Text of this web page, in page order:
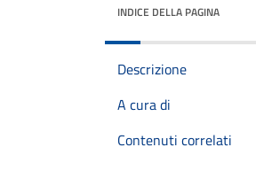
INDICE DELLA PAGINA
Descrizione
A cura di
Contenuti correlati